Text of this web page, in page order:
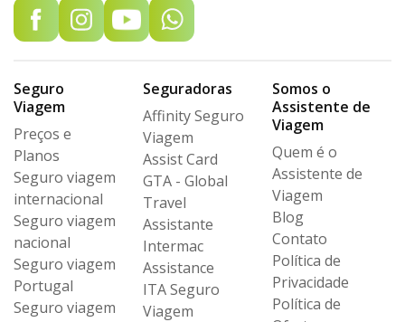
Seguro
Viagem
Preços e
Planos
Seguro viagem
internacional
Seguro viagem
nacional
Seguro viagem
Portugal
Seguro viagem
Seguradoras
Affinity Seguro
Viagem
Assist Card
GTA - Global
Travel
Assistante
Intermac
Assistance
ITA Seguro
Viagem
Somos o
Assistente de
Viagem
Quem é o
Assistente de
Viagem
Blog
Contato
Política de
Privacidade
Política de